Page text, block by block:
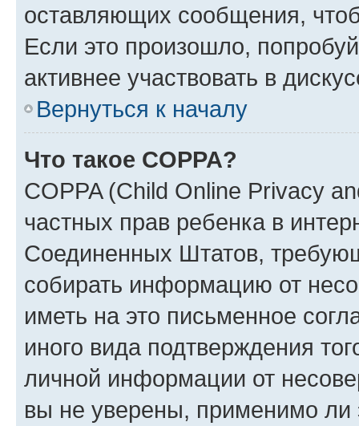
оставляющих сообщения,
Если это произошло,
активнее участвовать в
Вернуться к началу
Что такое COPPA?
COPPA (Child Online Privacy
частных прав ребенка в
Соединенных Штатов,
собирать информацию от
иметь на это письменное
иного вида подтверждения
личной информации от
вы не уверены, применимо ли